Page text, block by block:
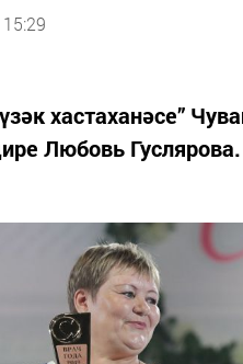
хастаханәсе”
Любовь Гуслярова.